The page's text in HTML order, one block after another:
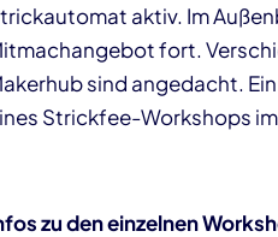
aktiv. Im
fort.
sind angedacht.
Strickfee-Workshops
zu den einzelnen